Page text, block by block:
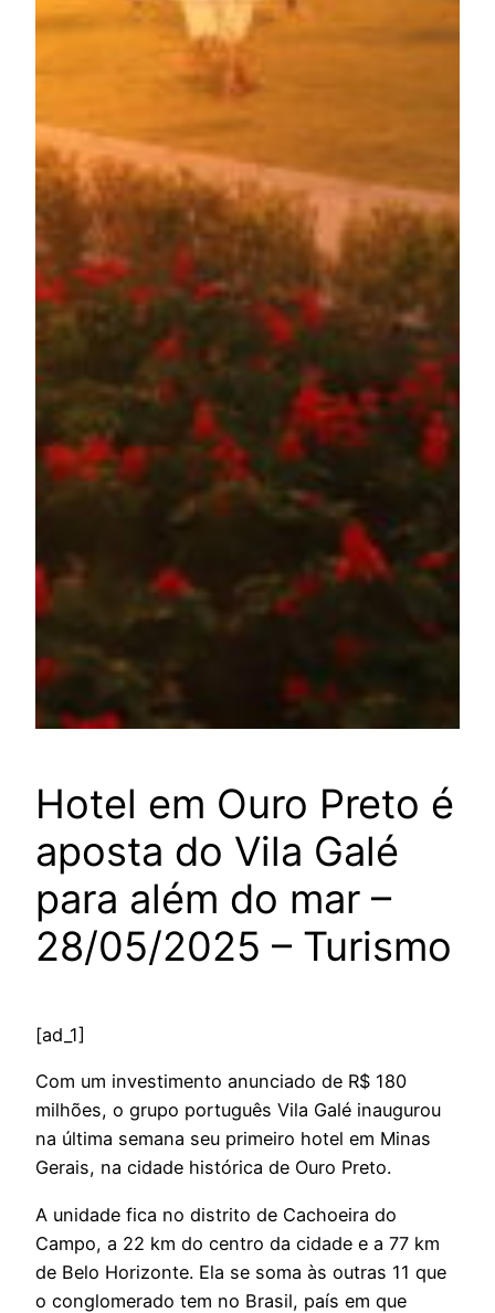
Hotel em Ouro Preto é
aposta do Vila Galé
para além do mar –
28/05/2025 – Turismo
[ad_1]
Com um investimento anunciado de R$ 180
milhões, o grupo português Vila Galé inaugurou
na última semana seu primeiro hotel em Minas
Gerais, na cidade histórica de Ouro Preto.
A unidade fica no distrito de Cachoeira do
Campo, a 22 km do centro da cidade e a 77 km
de Belo Horizonte. Ela se soma às outras 11 que
o conglomerado tem no Brasil, país em que